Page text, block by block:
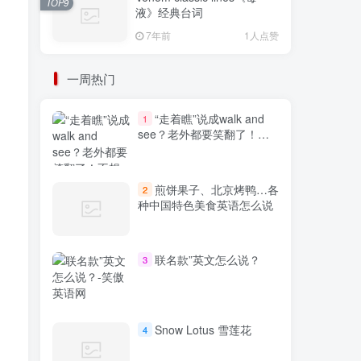
液》经典台词
7年前 1人点赞
一周热门
1
“走着瞧”说成walk and
see？老外都要笑翻了！不
2 煎饼果子、北京烤鸭…各
种中国特色美食英语怎么说
3 联名款”英文怎么说？
4 Snow Lotus 雪莲花